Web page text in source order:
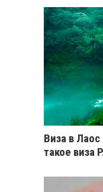
Виза в
такое виза